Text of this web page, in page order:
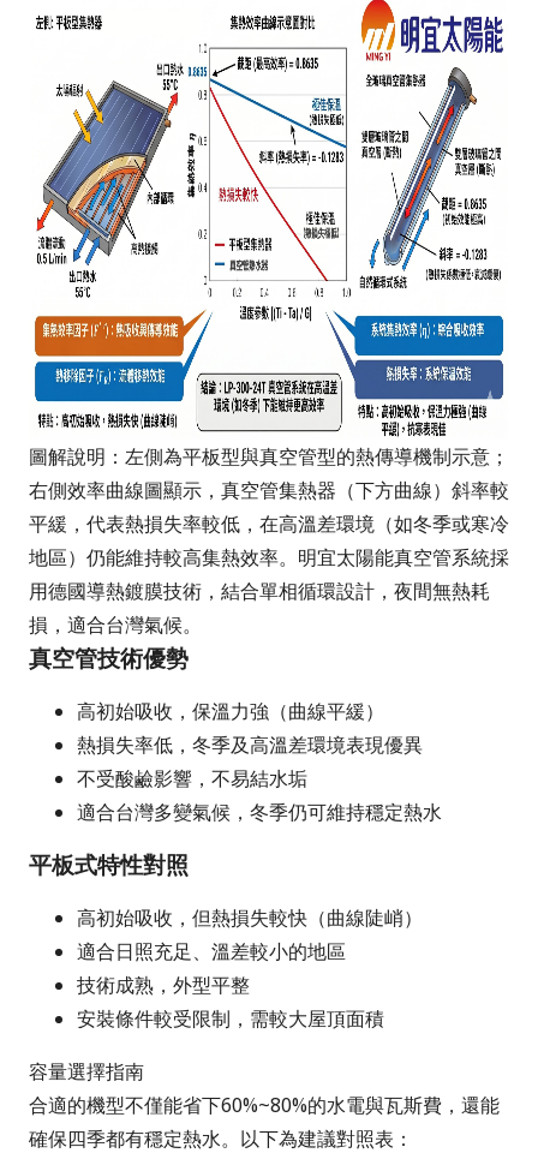
圖解說明：左側為平板型與真空管型的熱傳導機制示意；
右側效率曲線圖顯示，真空管集熱器（下方曲線）斜率較
平緩，代表熱損失率較低，在高溫差環境（如冬季或寒冷
地區）仍能維持較高集熱效率。明宜太陽能真空管系統採
用德國導熱鍍膜技術，結合單相循環設計，夜間無熱耗
損，適合台灣氣候。
真空管技術優勢
高初始吸收，保溫力強（曲線平緩）
熱損失率低，冬季及高溫差環境表現優異
不受酸鹼影響，不易結水垢
適合台灣多變氣候，冬季仍可維持穩定熱水
平板式特性對照
高初始吸收，但熱損失較快（曲線陡峭）
適合日照充足、溫差較小的地區
技術成熟，外型平整
安裝條件較受限制，需較大屋頂面積
容量選擇指南
合適的機型不僅能省下60%~80%的水電與瓦斯費，還能
確保四季都有穩定熱水。以下為建議對照表：